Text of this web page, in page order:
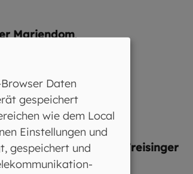
Mariendom.
Freisinger Mariendom
im
Freisinger
Daten
gespeichert
wie dem Local
Einstellungen und
gespeichert und